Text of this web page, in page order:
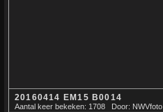
20160414 EM15 B0014
Aantal keer bekeken: 1708 Door: NWVfoto